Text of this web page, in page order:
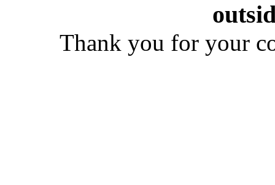
Thank you for your